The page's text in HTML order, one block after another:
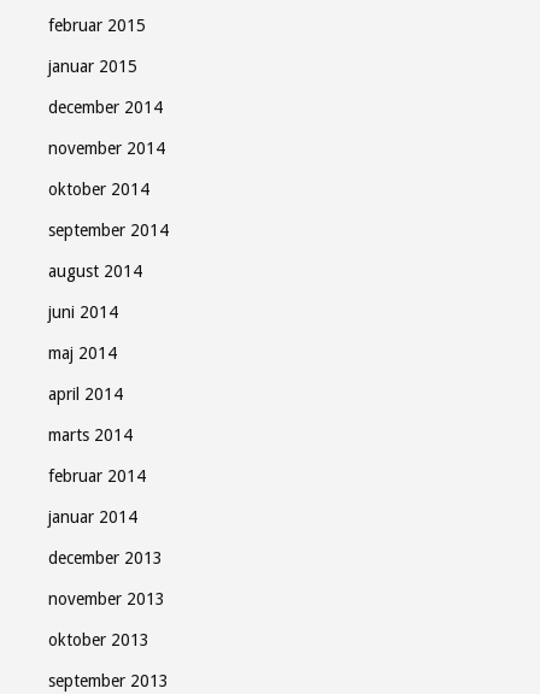
februar 2015
januar 2015
december 2014
november 2014
oktober 2014
september 2014
august 2014
juni 2014
maj 2014
april 2014
marts 2014
februar 2014
januar 2014
december 2013
november 2013
oktober 2013
september 2013